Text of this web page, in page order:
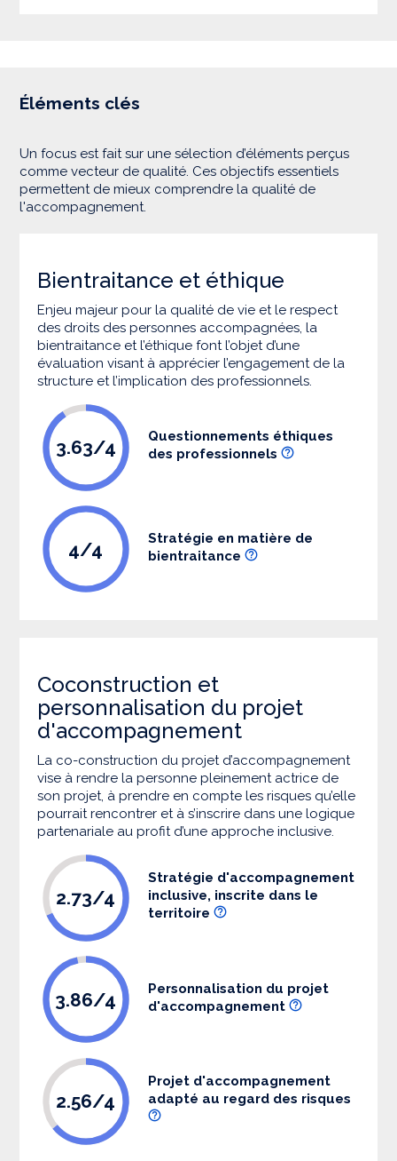
Éléments clés
Un focus est fait sur une sélection d’éléments perçus
comme vecteur de qualité. Ces objectifs essentiels
permettent de mieux comprendre la qualité de
l'accompagnement.
Bientraitance et éthique
Enjeu majeur pour la qualité de vie et le respect
des droits des personnes accompagnées, la
bientraitance et l’éthique font l’objet d’une
évaluation visant à apprécier l’engagement de la
structure et l’implication des professionnels.
3.63/4
Questionnements éthiques
des professionnels
4/4
Stratégie en matière de
bientraitance
Coconstruction et
personnalisation du projet
d'accompagnement
La co-construction du projet d’accompagnement
vise à rendre la personne pleinement actrice de
son projet, à prendre en compte les risques qu’elle
pourrait rencontrer et à s’inscrire dans une logique
partenariale au profit d’une approche inclusive.
2.73/4
Stratégie d'accompagnement
inclusive, inscrite dans le
territoire
3.86/4
Personnalisation du projet
d'accompagnement
2.56/4
Projet d'accompagnement
adapté au regard des risques